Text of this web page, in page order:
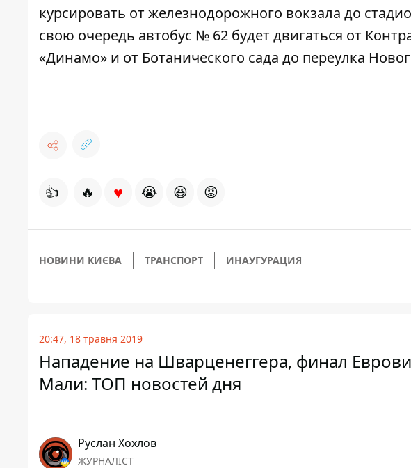
курсировать от железнодорожного вокзала до
свою очередь автобус № 62 будет двигаться от
«Динамо» и от Ботанического сада до переулка
👍 🔥 ♥ 😭 😆 😡
НОВИНИ КИЄВА ТРАНСПОРТ ИНАУГУРАЦИЯ
20:47, 18 травня 2019
Нападение на Шварценеггера, финал
Мали: ТОП новостей дня
Руслан Хохлов
ЖУРНАЛІСТ